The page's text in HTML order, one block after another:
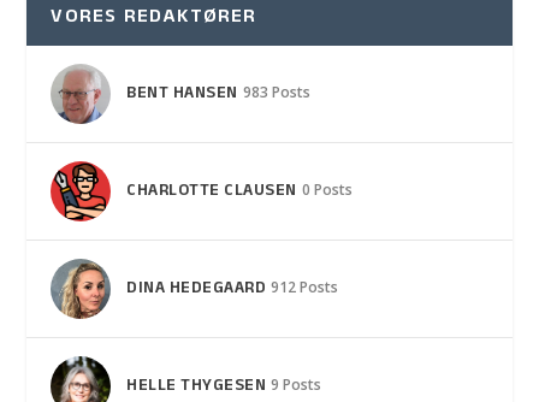
VORES REDAKTØRER
BENT HANSEN 983 Posts
CHARLOTTE CLAUSEN 0 Posts
DINA HEDEGAARD 912 Posts
HELLE THYGESEN 9 Posts